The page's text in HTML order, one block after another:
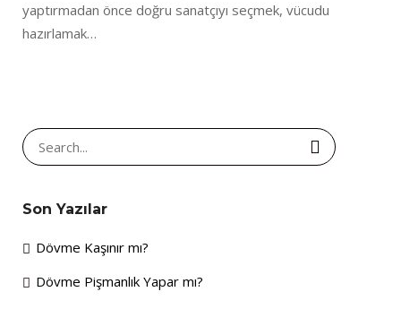
yaptırmadan önce doğru sanatçıyı seçmek, vücudu
hazırlamak…
Search
for:
Son Yazılar
Dövme Kaşınır mı?
Dövme Pişmanlık Yapar mı?